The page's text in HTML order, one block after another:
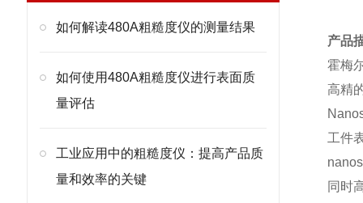
如何解读480A粗糙度仪的测量结果
如何使用480A粗糙度仪进行表面质
量评估
工业应用中的粗糙度仪：提高产品质
量和效率的关键
产品
霍梅
高精
工件
同时